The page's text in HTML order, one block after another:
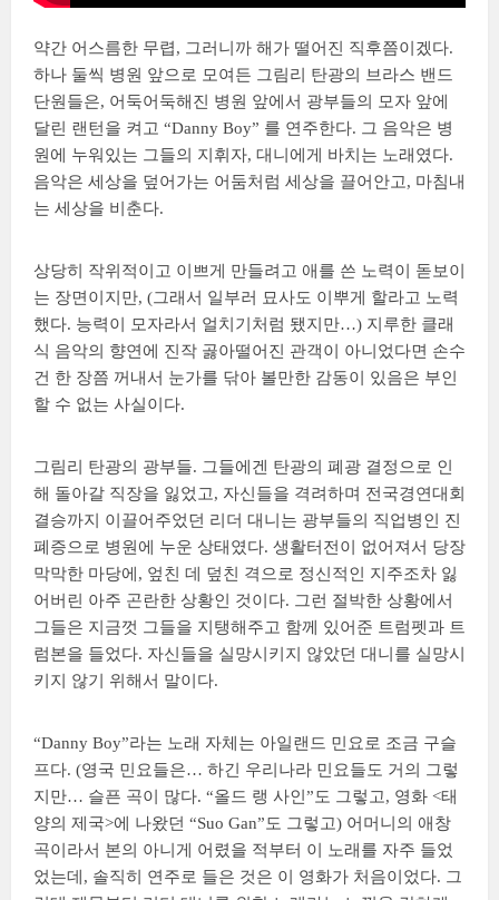
약간 어스름한 무렵, 그러니까 해가 떨어진 직후쯤이겠다.
하나 둘씩 병원 앞으로 모여든 그림리 탄광의 브라스 밴드
단원들은, 어둑어둑해진 병원 앞에서 광부들의 모자 앞에
달린 랜턴을 켜고 “Danny Boy” 를 연주한다. 그 음악은 병
원에 누워있는 그들의 지휘자, 대니에게 바치는 노래였다.
음악은 세상을 덮어가는 어둠처럼 세상을 끌어안고, 마침내
는 세상을 비춘다.
상당히 작위적이고 이쁘게 만들려고 애를 쓴 노력이 돋보이
는 장면이지만, (그래서 일부러 묘사도 이뿌게 할라고 노력
했다. 능력이 모자라서 얼치기처럼 됐지만…) 지루한 클래
식 음악의 향연에 진작 곯아떨어진 관객이 아니었다면 손수
건 한 장쯤 꺼내서 눈가를 닦아 볼만한 감동이 있음은 부인
할 수 없는 사실이다.
그림리 탄광의 광부들. 그들에겐 탄광의 폐광 결정으로 인
해 돌아갈 직장을 잃었고, 자신들을 격려하며 전국경연대회
결승까지 이끌어주었던 리더 대니는 광부들의 직업병인 진
폐증으로 병원에 누운 상태였다. 생활터전이 없어져서 당장
막막한 마당에, 엎친 데 덮친 격으로 정신적인 지주조차 잃
어버린 아주 곤란한 상황인 것이다. 그런 절박한 상황에서
그들은 지금껏 그들을 지탱해주고 함께 있어준 트럼펫과 트
럼본을 들었다. 자신들을 실망시키지 않았던 대니를 실망시
키지 않기 위해서 말이다.
“Danny Boy”라는 노래 자체는 아일랜드 민요로 조금 구슬
프다. (영국 민요들은… 하긴 우리나라 민요들도 거의 그렇
지만… 슬픈 곡이 많다. “올드 랭 사인”도 그렇고, 영화 <태
양의 제국>에 나왔던 “Suo Gan”도 그렇고) 어머니의 애창
곡이라서 본의 아니게 어렸을 적부터 이 노래를 자주 들었
었는데, 솔직히 연주로 들은 것은 이 영화가 처음이었다. 그